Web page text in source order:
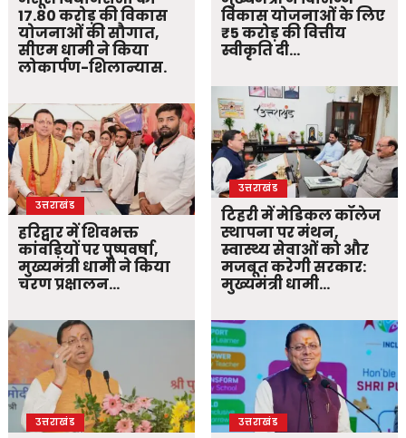
17.80 करोड़ की विकास
योजनाओं की सौगात,
सीएम धामी ने किया
लोकार्पण-शिलान्यास.
उत्तराखंड
हरिद्वार में शिवभक्त
कांवड़ियों पर पुष्पवर्षा,
मुख्यमंत्री धामी ने किया
चरण प्रक्षालन…
उत्तराखंड
विकास योजनाओं के लिए
₹5 करोड़ की वित्तीय
स्वीकृति दी…
उत्तराखंड
टिहरी में मेडिकल कॉलेज
स्थापना पर मंथन,
स्वास्थ्य सेवाओं को और
मजबूत करेगी सरकार:
मुख्यमंत्री धामी…
उत्तराखंड